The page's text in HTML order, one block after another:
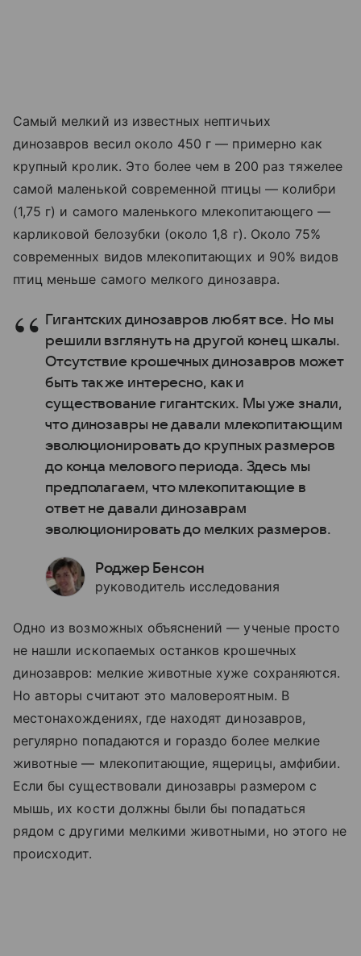
Самый мелкий из известных нептичьих
динозавров весил около 450 г — примерно как
крупный кролик. Это более чем в 200 раз тяжелее
самой маленькой современной птицы — колибри
(1,75 г) и самого маленького млекопитающего —
карликовой белозубки (около 1,8 г). Около 75%
современных видов млекопитающих и 90% видов
птиц меньше самого мелкого динозавра.
Гигантских динозавров любят все. Но мы
решили взглянуть на другой конец шкалы.
Отсутствие крошечных динозавров может
быть так же интересно, как и
существование гигантских. Мы уже знали,
что динозавры не давали млекопитающим
эволюционировать до крупных размеров
до конца мелового периода. Здесь мы
предполагаем, что млекопитающие в
ответ не давали динозаврам
эволюционировать до мелких размеров.
Роджер Бенсон
руководитель исследования
Одно из возможных объяснений — ученые просто
не нашли ископаемых останков крошечных
динозавров: мелкие животные хуже сохраняются.
Но авторы считают это маловероятным. В
местонахождениях, где находят динозавров,
регулярно попадаются и гораздо более мелкие
животные — млекопитающие, ящерицы, амфибии.
Если бы существовали динозавры размером с
мышь, их кости должны были бы попадаться
рядом с другими мелкими животными, но этого не
происходит.